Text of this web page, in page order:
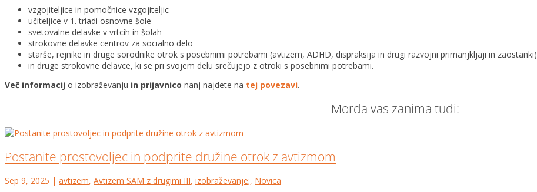
vzgojiteljice in pomočnice vzgojiteljic
učiteljice v 1. triadi osnovne šole
svetovalne delavke v vrtcih in šolah
strokovne delavke centrov za socialno delo
starše, rejnike in druge sorodnike otrok s posebnimi potrebami (avtizem, ADHD, dispraksija in drugi razvojni primanjkljaji in zaostanki)
in druge strokovne delavce, ki se pri svojem delu srečujejo z otroki s posebnimi potrebami.
Več informacij o izobraževanju in prijavnico nanj najdete na tej povezavi.
Morda vas zanima tudi:
Postanite prostovoljec in podprite družine otrok z avtizmom
Sep 9, 2025 | avtizem, Avtizem SAM z drugimi III, izobraževanje;, Novica